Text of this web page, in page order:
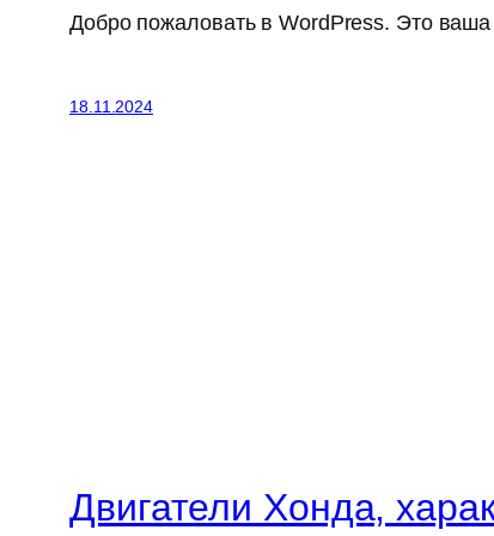
Добро пожаловать в WordPress. Это ваша
18.11.2024
Двигатели Хонда,